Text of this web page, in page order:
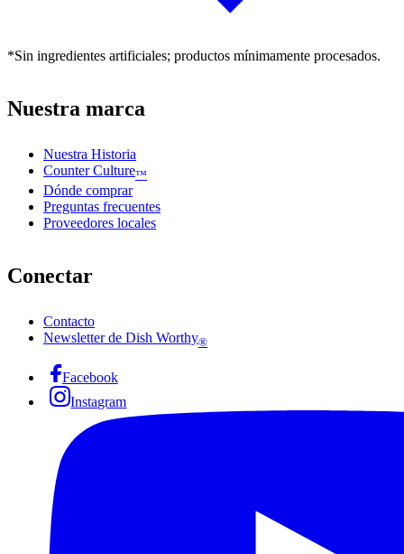
*Sin ingredientes artificiales; productos mínimamente procesados.
Nuestra marca
Nuestra Historia
Counter Culture™
Dónde comprar
Preguntas frecuentes
Proveedores locales
Conectar
Contacto
Newsletter de Dish Worthy®
Facebook
Instagram